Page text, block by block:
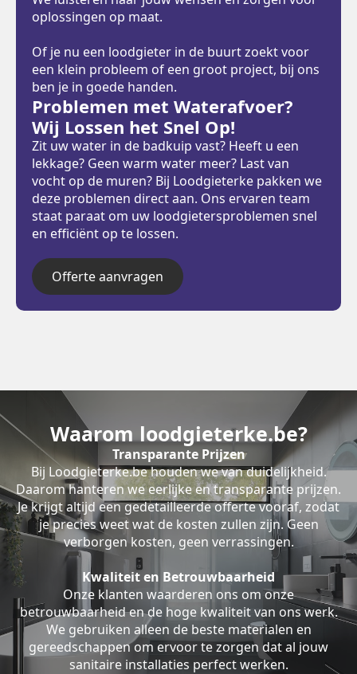
oplossingen op maat.
Of je nu een loodgieter in de buurt zoekt voor
een klein probleem of een groot project, bij ons
ben je in goede handen.
Problemen met Waterafvoer?
Wij Lossen het Snel Op!
Zit uw water in de badkuip vast? Heeft u een
lekkage? Geen warm water meer? Last van
vocht op de muren? Bij Loodgieterke pakken we
deze problemen direct aan. Ons ervaren team
staat paraat om uw loodgietersproblemen snel
en efficiënt op te lossen.
Offerte aanvragen
Waarom loodgieterke.be?
Transparante Prijzen
Bij Loodgieterke.be houden we van duidelijkheid.
Daarom hanteren we eerlijke en transparante prijzen.
Je krijgt altijd een gedetailleerde offerte vooraf, zodat
je precies weet wat de kosten zullen zijn. Geen
verborgen kosten, geen verrassingen.
Kwaliteit en Betrouwbaarheid
Onze klanten waarderen ons om onze
betrouwbaarheid en de hoge kwaliteit van ons werk.
We gebruiken alleen de beste materialen en
gereedschappen om ervoor te zorgen dat al jouw
sanitaire installaties perfect werken.